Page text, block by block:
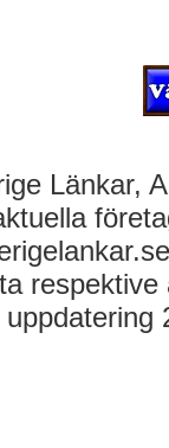
Länkar,